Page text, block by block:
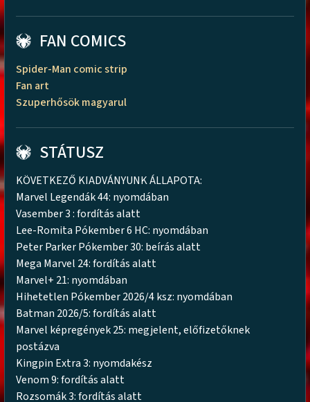
FAN COMICS
Spider-Man comic strip
Fan art
Szuperhősök magyarul
STÁTUSZ
KÖVETKEZŐ KIADVÁNYUNK ÁLLAPOTA:
Marvel Legendák 44: nyomdában
Vasember 3 : fordítás alatt
Lee-Romita Pókember 6 HC: nyomdában
Peter Parker Pókember 30: beírás alatt
Mega Marvel 24: fordítás alatt
Marvel+ 21: nyomdában
Hihetetlen Pókember 2026/4 ksz: nyomdában
Batman 2026/5: fordítás alatt
Marvel képregények 25: megjelent, előfizetőknek
postázva
Kingpin Extra 3: nyomdakész
Venom 9: fordítás alatt
Rozsomák 3: fordítás alatt